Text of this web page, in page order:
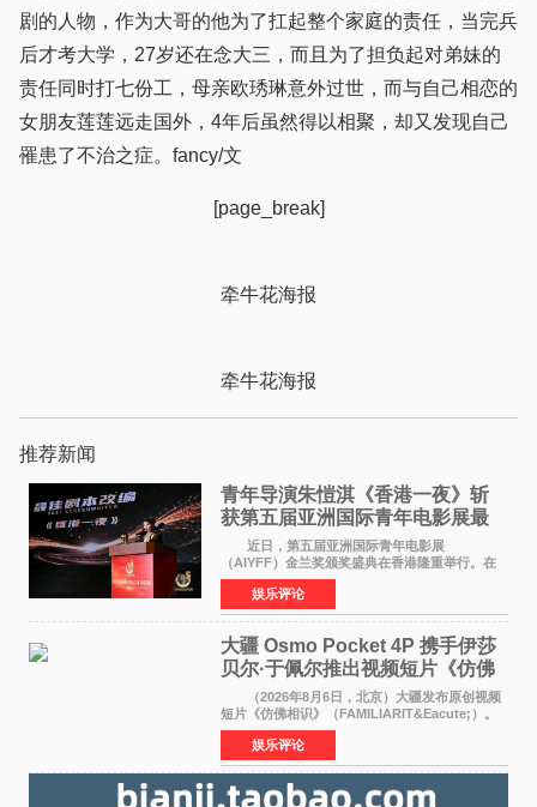
剧的人物，作为大哥的他为了扛起整个家庭的责任，当完兵
后才考大学，27岁还在念大三，而且为了担负起对弟妹的
责任同时打七份工，母亲欧琇琳意外过世，而与自己相恋的
女朋友莲莲远走国外，4年后虽然得以相聚，却又发现自己
罹患了不治之症。fancy/文
[page_break]
牵牛花海报
牵牛花海报
推荐新闻
青年导演朱愷淇《香港一夜》斩
获第五届亚洲国际青年电影展最
佳剧本改编奖
近日，第五届亚洲国际青年电影展
（AIYFF）金兰奖颁奖盛典在香港隆重举行。在
这场汇聚数百位海内外电影人、文化界人士及媒
体代表的亚洲青年影视盛会上，香港本土电影
《香港一夜》（Dawn in Ho
娱乐评论
大疆 Osmo Pocket 4P 携手伊莎
贝尔·于佩尔推出视频短片《仿佛
相识》
（2026年8月6日，北京）大疆发布原创视频
短片《仿佛相识》（FAMILIARIT&Eacute;）。
视频短片由戛纳国际电影节最佳女演员伊莎贝尔·
于佩尔（Isabelle Huppert）主演，全程使用大
疆首款双主摄口
娱乐评论